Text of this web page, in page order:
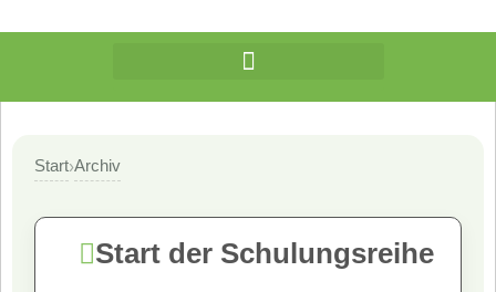
Start›Archiv
Start der Schulungsreihe